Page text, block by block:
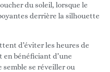
du soleil, lorsque le
derrière la silhouette
d’éviter les heures de
bénéficiant d’une
se réveiller ou